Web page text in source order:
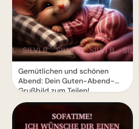
Gemütlichen und schönen
Abend: Dein Guten-Abend-
Grußbild zum Teilen!